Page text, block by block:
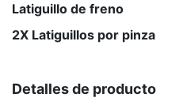
Latiguillo de freno
2X Latiguillos por pinza
Detalles de producto